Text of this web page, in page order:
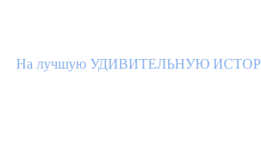
На лучшую УДИВИТЕЛЬНУЮ